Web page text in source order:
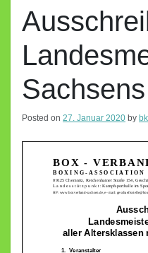
Posted on 27. Januar 2020 by